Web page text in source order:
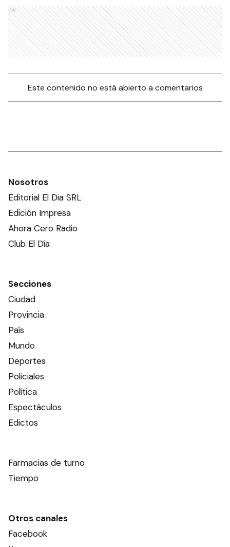
Ads
Este contenido no está abierto a comentarios
Nosotros
Editorial El Dia SRL
Edición Impresa
Ahora Cero Radio
Club El Día
Secciones
Ciudad
Provincia
País
Mundo
Deportes
Policiales
Política
Espectáculos
Edictos
Farmacias de turno
Tiempo
Otros canales
Facebook